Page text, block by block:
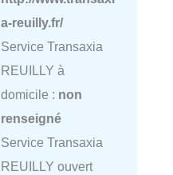
a-reuilly.fr/
Service Transaxia
REUILLY à
domicile : non
renseigné
Service Transaxia
REUILLY ouvert